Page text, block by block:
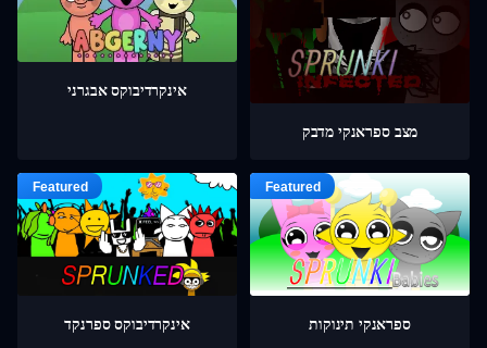
אינקרדיבוקס אבגרני
מצב ספראנקי מדבק
אינקרדיבוקס ספרנקד ספראנקי תינוקות